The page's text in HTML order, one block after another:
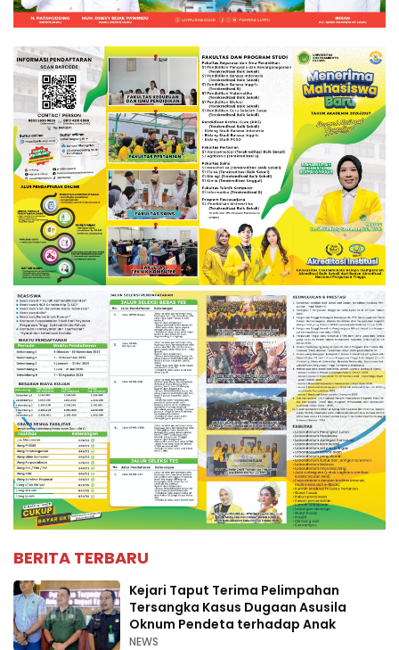
BERITA TERBARU
Kejari Taput Terima Pelimpahan
Tersangka Kasus Dugaan Asusila
Oknum Pendeta terhadap Anak
NEWS